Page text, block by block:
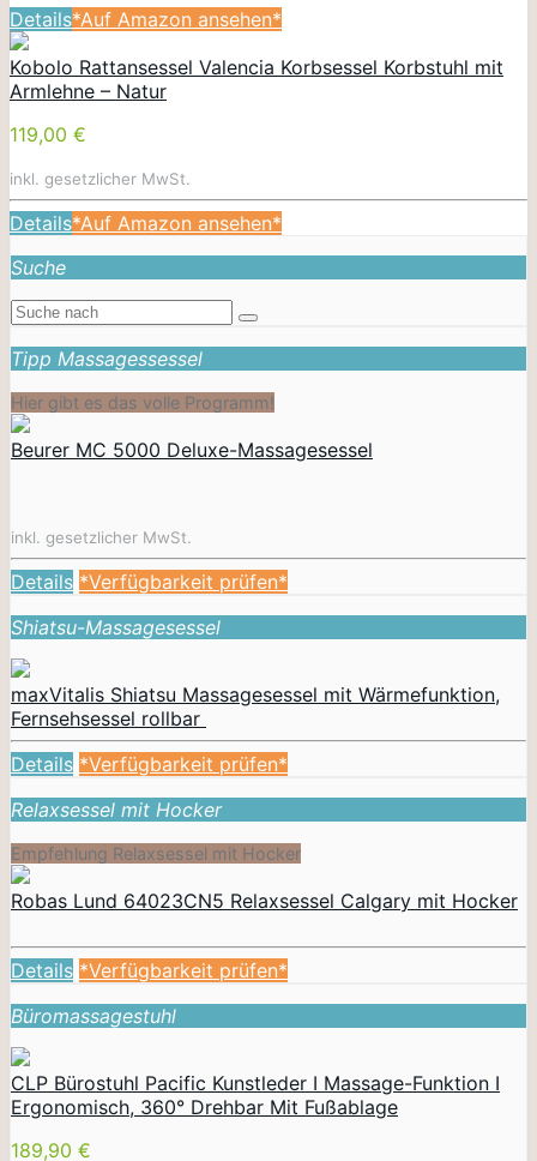
Details*Auf Amazon ansehen*
Kobolo Rattansessel Valencia Korbsessel Korbstuhl mit
Armlehne – Natur
119,00 €
inkl. gesetzlicher MwSt.
Details*Auf Amazon ansehen*
Suche
Tipp Massagessessel
Hier gibt es das volle Programm!
Beurer MC 5000 Deluxe-Massagesessel
inkl. gesetzlicher MwSt.
Details *Verfügbarkeit prüfen*
Shiatsu-Massagesessel
maxVitalis Shiatsu Massagesessel mit Wärmefunktion,
Fernsehsessel rollbar
Details *Verfügbarkeit prüfen*
Relaxsessel mit Hocker
Empfehlung Relaxsessel mit Hocker
Robas Lund 64023CN5 Relaxsessel Calgary mit Hocker
Details *Verfügbarkeit prüfen*
Büromassagestuhl
CLP Bürostuhl Pacific Kunstleder I Massage-Funktion I
Ergonomisch, 360° Drehbar Mit Fußablage
189,90 €